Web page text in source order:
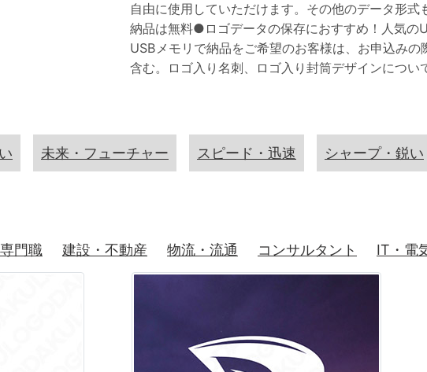
自由に使用していただけます。その他のデータ形
納品は無料●ロゴデータの保存におすすめ！人気の
USBメモリで納品をご希望のお客様は、お申込み
含む。ロゴ入り名刺、ロゴ入り封筒デザインについ
未来・フューチャー スピード・迅速 シャープ・鋭い
門職 建設・不動産 物流・流通 コンサルタント IT・電